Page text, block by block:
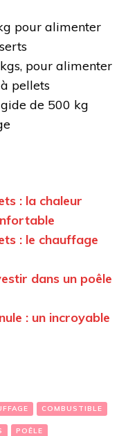
pour alimenter
pour alimenter
pellets
de 500 kg
: la chaleur
: le chauffage
dans un poêle
: un incroyable
COMBUSTIBLE
POÊLE